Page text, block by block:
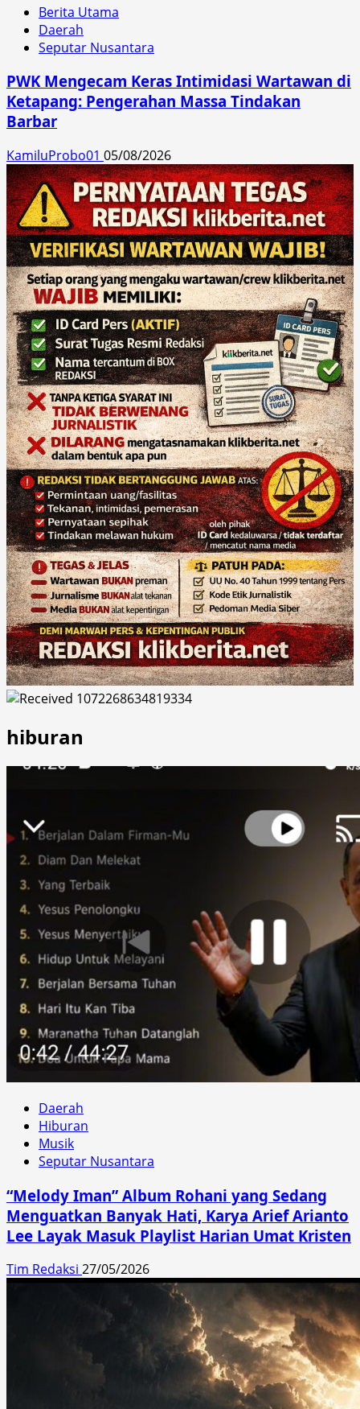
Berita Utama
Daerah
Seputar Nusantara
PWK Mengecam Keras Intimidasi Wartawan di
Ketapang: Pengerahan Massa Tindakan
Barbar
KamiluProbo01 05/08/2026
hiburan
Daerah
Hiburan
Musik
Seputar Nusantara
“Melody Iman” Album Rohani yang Sedang
Menguatkan Banyak Hati, Karya Arief Arianto
Lee Layak Masuk Playlist Harian Umat Kristen
Tim Redaksi 27/05/2026